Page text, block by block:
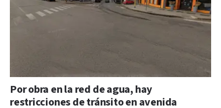
Por obra en la red de agua, hay
restricciones de tránsito en avenida